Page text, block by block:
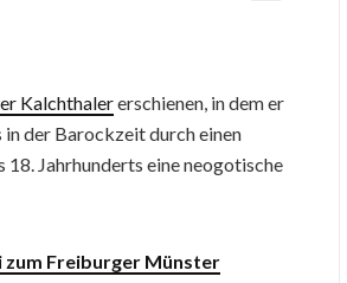
Kalchthalererschienen, in dem er
der Barockzeit durch einen
Jahrhunderts eine neogotische
zum Freiburger Münster